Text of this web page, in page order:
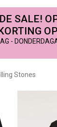
SALE!
-
Stones